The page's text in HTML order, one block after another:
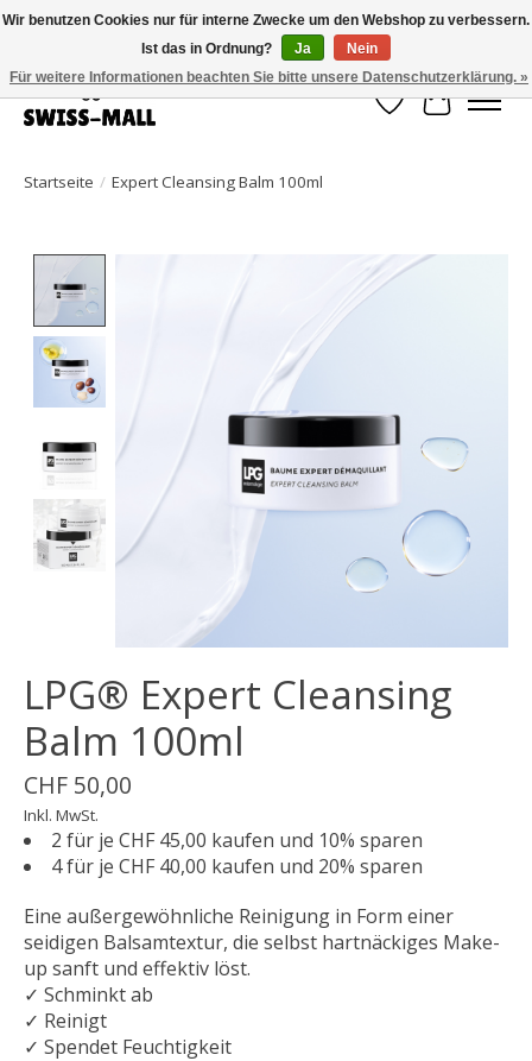
Kostenloser Versand ab CHF 250 – pünktlich und zuverlässig geliefert
Wunschzettel
Ihr
Startseite / Expert Cleansing Balm 100ml
Product image slideshow Items
LPG® Expert Cleansing
Balm 100ml
CHF 50,00
Inkl. MwSt.
2 für je CHF 45,00 kaufen und 10% sparen
4 für je CHF 40,00 kaufen und 20% sparen
Eine außergewöhnliche Reinigung in Form einer
seidigen Balsamtextur, die selbst hartnäckiges Make-
up sanft und effektiv löst.
✓ Schminkt ab
✓ Reinigt
✓ Spendet Feuchtigkeit
Wir benutzen Cookies nur für interne Zwecke um den Webshop zu verbessern.
Ist das in Ordnung?
Ja
Nein
Für weitere Informationen beachten Sie bitte unsere Datenschutzerklärung. »